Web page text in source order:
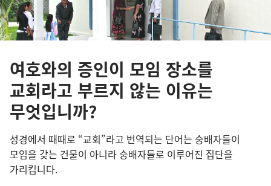
여호와의 증인이 모임 장소를
교회라고 부르지 않는 이유는
무엇입니까?
성경에서 때때로 “교회”라고 번역되는 단어는 숭배자들이
모임을 갖는 건물이 아니라 숭배자들로 이루어진 집단을
가리킵니다.